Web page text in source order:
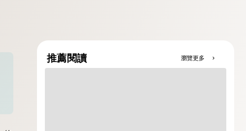
推薦閱讀 瀏覽更多 chevron_right